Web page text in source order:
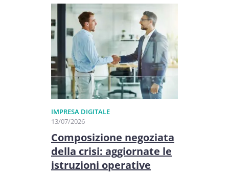
IMPRESA DIGITALE
13/07/2026
Composizione negoziata
della crisi: aggiornate le
istruzioni operative